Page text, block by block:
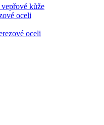
kůže
oceli
oceli